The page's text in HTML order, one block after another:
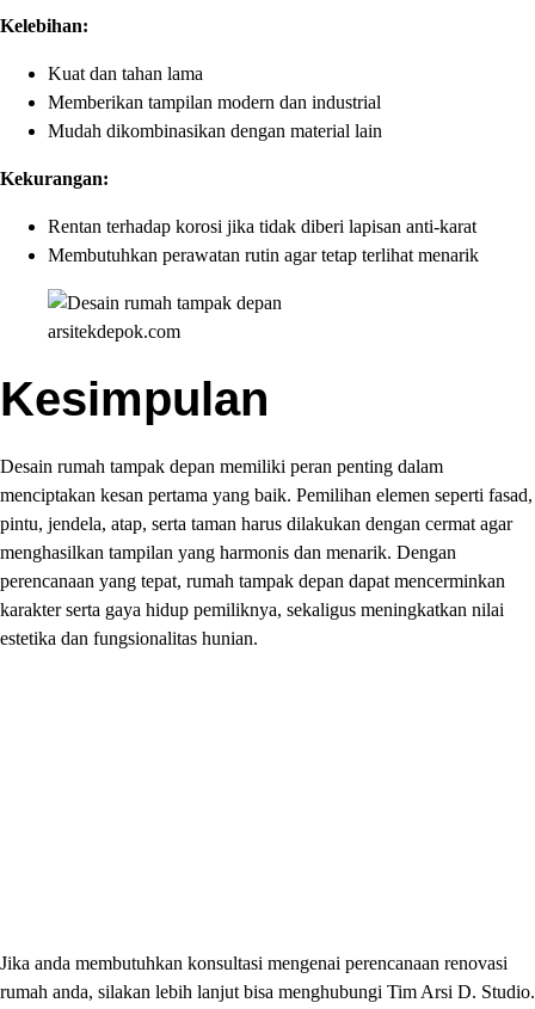
Kelebihan:
Kuat dan tahan lama
Memberikan tampilan modern dan industrial
Mudah dikombinasikan dengan material lain
Kekurangan:
Rentan terhadap korosi jika tidak diberi lapisan anti-karat
Membutuhkan perawatan rutin agar tetap terlihat menarik
arsitekdepok.com
Kesimpulan
Desain rumah tampak depan memiliki peran penting dalam
menciptakan kesan pertama yang baik. Pemilihan elemen seperti fasad,
pintu, jendela, atap, serta taman harus dilakukan dengan cermat agar
menghasilkan tampilan yang harmonis dan menarik. Dengan
perencanaan yang tepat, rumah tampak depan dapat mencerminkan
karakter serta gaya hidup pemiliknya, sekaligus meningkatkan nilai
estetika dan fungsionalitas hunian.
Jika anda membutuhkan konsultasi mengenai perencanaan renovasi
rumah anda, silakan lebih lanjut bisa menghubungi Tim Arsi D. Studio.